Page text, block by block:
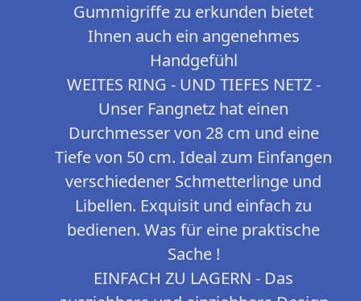
Gummigriffe zu erkunden bietet
Ihnen auch ein angenehmes
Handgefühl
WEITES RING - UND TIEFES NETZ -
Unser Fangnetz hat einen
Durchmesser von 28 cm und eine
Tiefe von 50 cm. Ideal zum Einfangen
verschiedener Schmetterlinge und
Libellen. Exquisit und einfach zu
bedienen. Was für eine praktische
Sache !
EINFACH ZU LAGERN - Das